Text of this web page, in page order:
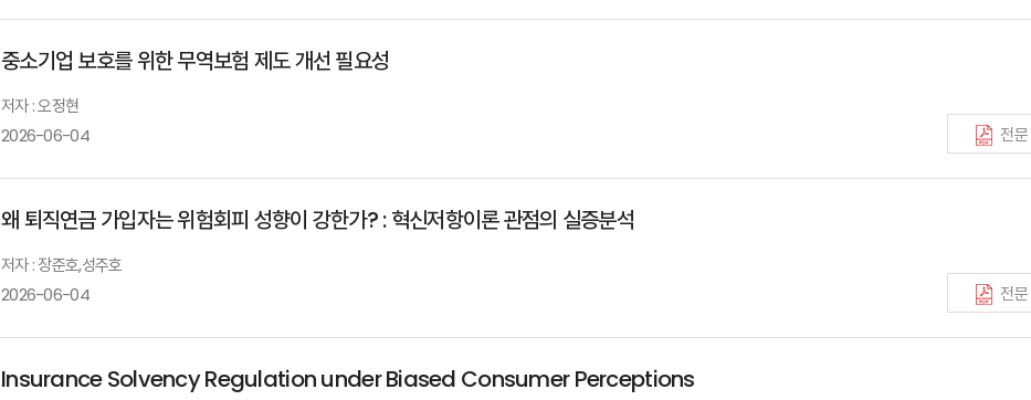
중소기업 보호를 위한 무역보험 제도 개선 필요성
저자 : 오정현
2026-06-04
전문
왜 퇴직연금 가입자는 위험회피 성향이 강한가? : 혁신저항이론 관점의 실증분석
저자 : 장준호,성주호
2026-06-04
전문
Insurance Solvency Regulation under Biased Consumer Perceptions